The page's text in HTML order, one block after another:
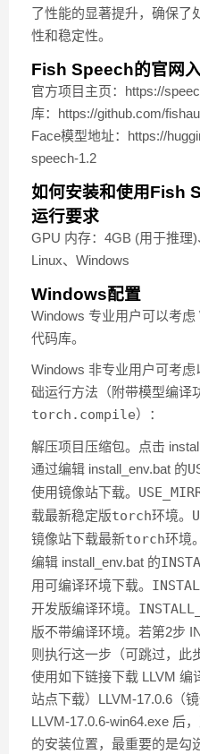
了性能的显著提升，确保了
性和稳定性。
Fish Speech的官网
官方项目主页：https://
库：https://github.com/
Face模型地址：https://
speech-1.2
如何安装和使用Fish
运行要求
GPU 内存：4GB (用于推理)
Linux、Windows
Windows配置
Windows 专业用户可以考
代码库。
Windows 非专业用户可考
础运行方法（附带模型编译
torch.compile）：
解压项目压缩包。点击
通过编辑 install_env.bat 的
使用镜像站下载。
载最新稳定版torch环境。
镜像站下载最新torch环境
编辑 install_env.bat 的
用可编译环境下载。
开发版编译环境。
版不带编译环境。若第2步
则执行这一步（可跳过，此
使用如下链接下载 LLVM 编
站点下载）LLVM-17.0.6（
LLVM-17.0.6-win64.exe 后
的安装位置，最重要的是勾